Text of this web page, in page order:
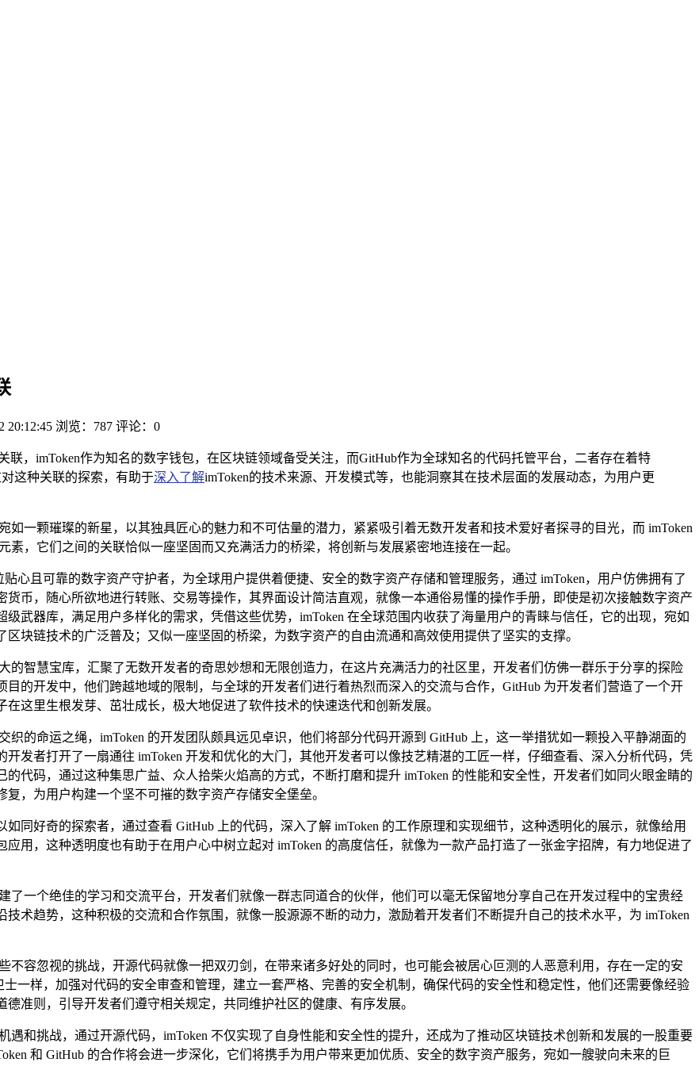
20:12:45 浏览：787 评论：0
联，imToken作为知名的数字钱包，在区块链领域备受关注，而GitHub作为全球知名的代码托管平台，二者存在着特
这种关联的探索，有助于深入了解imToken的技术来源、开发模式等，也能洞察其在技术层面的发展动态，为用户更
一颗璀璨的新星，以其独具匠心的魅力和不可估量的潜力，紧紧吸引着无数开发者和技术爱好者探寻的目光，而 imToken
，它们之间的关联恰似一座坚固而又充满活力的桥梁，将创新与发展紧密地连接在一起。
心且可靠的数字资产守护者，为全球用户提供着便捷、安全的数字资产存储和管理服务，通过 imToken，用户仿佛拥有了
币，随心所欲地进行转账、交易等操作，其界面设计简洁直观，就像一本通俗易懂的操作手册，即使是初次接触数字资产
武器库，满足用户多样化的需求，凭借这些优势，imToken 在全球范围内收获了海量用户的青睐与信任，它的出现，宛如
块链技术的广泛普及；又似一座坚固的桥梁，为数字资产的自由流通和高效使用提供了坚实的支撑。
的智慧宝库，汇聚了无数开发者的奇思妙想和无限创造力，在这片充满活力的社区里，开发者们仿佛一群乐于分享的探险
的开发中，他们跨越地域的限制，与全球的开发者们进行着热烈而深入的交流与合作，GitHub 为开发者们营造了一个开
这里生根发芽、茁壮成长，极大地促进了软件技术的快速迭代和创新发展。
织的命运之绳，imToken 的开发团队颇具远见卓识，他们将部分代码开源到 GitHub 上，这一举措犹如一颗投入平静湖面的
发者打开了一扇通往 imToken 开发和优化的大门，其他开发者可以像技艺精湛的工匠一样，仔细查看、深入分析代码，凭
代码，通过这种集思广益、众人拾柴火焰高的方式，不断打磨和提升 imToken 的性能和安全性，开发者们如同火眼金睛的
，为用户构建一个坚不可摧的数字资产存储安全堡垒。
同好奇的探索者，通过查看 GitHub 上的代码，深入了解 imToken 的工作原理和实现细节，这种透明化的展示，就像给用
用，这种透明度也有助于在用户心中树立起对 imToken 的高度信任，就像为一款产品打造了一张金字招牌，有力地促进了
了一个绝佳的学习和交流平台，开发者们就像一群志同道合的伙伴，他们可以毫无保留地分享自己在开发过程中的宝贵经
术趋势，这种积极的交流和合作氛围，就像一股源源不断的动力，激励着开发者们不断提升自己的技术水平，为 imToken
不容忽视的挑战，开源代码就像一把双刃剑，在带来诸多好处的同时，也可能会被居心叵测的人恶意利用，存在一定的安
一样，加强对代码的安全审查和管理，建立一套严格、完善的安全机制，确保代码的安全性和稳定性，他们还需要像经验
准则，引导开发者们遵守相关规定，共同维护社区的健康、有序发展。
遇和挑战，通过开源代码，imToken 不仅实现了自身性能和安全性的提升，还成为了推动区块链技术创新和发展的一股重要
和 GitHub 的合作将会进一步深化，它们将携手为用户带来更加优质、安全的数字资产服务，宛如一艘驶向未来的巨